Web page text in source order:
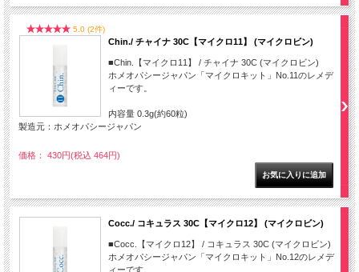
5.0 (2件)
Chin./ チャイナ 30C【マイクロ11】 (マイクロビン)
■Chin.【マイクロ11】 / チャイナ 30C (マイクロビン)
ホメオパシージャパン「マイクロキット」No.11のレメデ
ィーです。
内容量 0.3g(約60粒)
製造元：ホメオパシージャパン
価格： 430円(税込 464円)
Cocc./ コキュラス 30C【マイクロ12】 (マイクロビン)
■Cocc.【マイクロ12】 / コキュラス 30C (マイクロビン)
ホメオパシージャパン「マイクロキット」No.12のレメデ
ィーです。